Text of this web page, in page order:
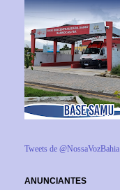
Tweets de @NossaVozBahia
ANUNCIANTES